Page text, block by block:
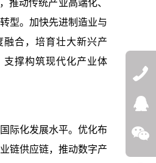
推动传统产业高端化、
型。加快先进制造业与
融合，培育壮大新兴产
支撑构筑现代化产业体
国际化发展水平。优化布
链供应链，推动数字产
微信